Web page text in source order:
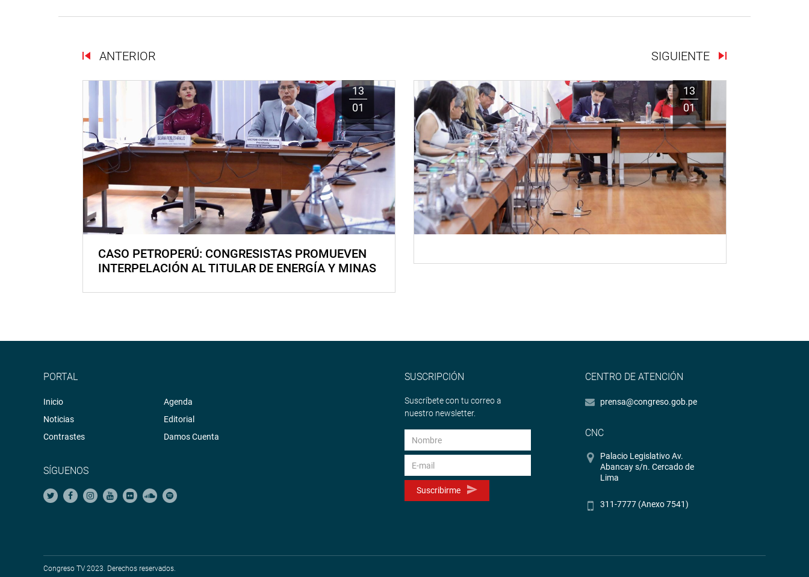
ANTERIOR SIGUIENTE
13
01
CASO PETROPERÚ: CONGRESISTAS PROMUEVEN
INTERPELACIÓN AL TITULAR DE ENERGÍA Y MINAS
13
01
PORTAL
Inicio
Noticias
Contrastes
Agenda
Editorial
Damos Cuenta
SÍGUENOS
SUSCRIPCIÓN
Suscríbete con tu correo a
nuestro newsletter.
Suscribirme
CENTRO DE ATENCIÓN
prensa@congreso.gob.pe
CNC
Palacio Legislativo Av.
Abancay s/n. Cercado de
Lima
311-7777 (Anexo 7541)
Congreso TV 2023. Derechos reservados.